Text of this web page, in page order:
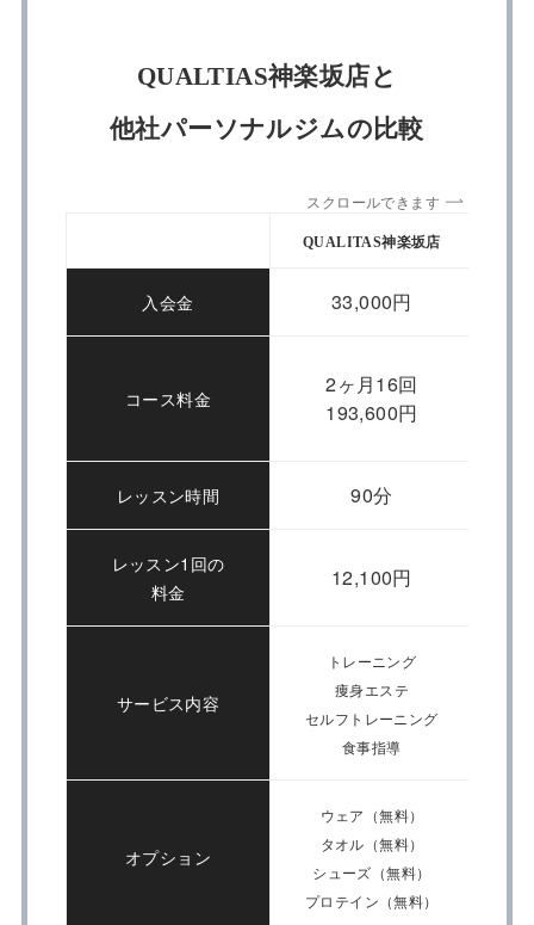
QUALTIAS神楽坂店と
他社パーソナルジムの比較
スクロールできます
QUALITAS神楽坂店
入会金 33,000円
コース料金
2ヶ月16回
193,600円
レッスン時間 90分
レッスン1回の
料金
12,100円
サービス内容
トレーニング
痩身エステ
セルフトレーニング
食事指導
オプション
ウェア（無料）
タオル（無料）
シューズ（無料）
プロテイン（無料）